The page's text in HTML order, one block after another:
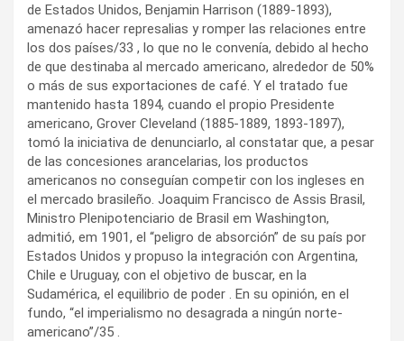
de Estados Unidos, Benjamin Harrison (1889-1893),
amenazó hacer represalias y romper las relaciones entre
los dos países/33 , lo que no le convenía, debido al hecho
de que destinaba al mercado americano, alrededor de 50%
o más de sus exportaciones de café. Y el tratado fue
mantenido hasta 1894, cuando el propio Presidente
americano, Grover Cleveland (1885-1889, 1893-1897),
tomó la iniciativa de denunciarlo, al constatar que, a pesar
de las concesiones arancelarias, los productos
americanos no conseguían competir con los ingleses en
el mercado brasileño. Joaquim Francisco de Assis Brasil,
Ministro Plenipotenciario de Brasil em Washington,
admitió, em 1901, el “peligro de absorción” de su país por
Estados Unidos y propuso la integración con Argentina,
Chile e Uruguay, con el objetivo de buscar, en la
Sudamérica, el equilibrio de poder . En su opinión, en el
fundo, “el imperialismo no desagrada a ningún norte-
americano”/35 .